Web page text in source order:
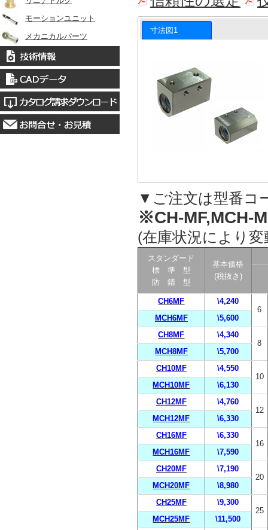
モーションユニット
メカニカルパーツ
寸法図1
▼ご注文は型番コ
※CH-MF,MCH-
(在庫状況により
スタンダード
標 準 型
防 錆 型
基本価格
(税抜き)
CH6MF
\4,240
6
MCH6MF
\5,600
CH8MF
\4,340
8
MCH8MF
\5,700
CH10MF
\4,550
10
MCH10MF
\6,130
CH12MF
\4,760
12
MCH12MF
\6,330
CH16MF
\6,330
16
MCH16MF
\7,590
CH20MF
\7,190
20
MCH20MF
\8,980
CH25MF
\9,300
25
MCH25MF
\11,500